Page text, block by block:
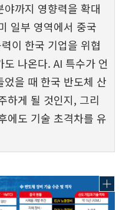
까지 영향력을 확대
일부 영역에서 중국
이 한국 기업을 위협
나온다. AI 특수가 언
을 때 한국 반도체 산
하게 될 것인지, 그리
에도 기술 초격차를 유